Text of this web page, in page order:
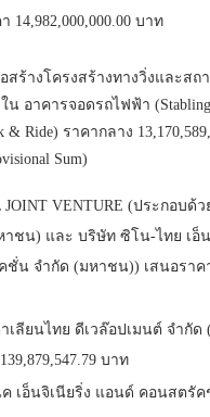
14,982,000,000.00 บาท
ร้างโครงสร้างทางวิ่งและสถ
น อาคารจอดรถไฟฟ้า
& Ride) ราคากลาง
Sum)
JOINT VENTURE (ประกอบด้
าชน) และ บริษัท ซิโน-ไทย เอ็
น จำกัด (มหาชน)) เสนอราคา
เลียนไทย ดีเวล๊อปเมนต์ จํากั
บาท
เอ็นจิเนียริ่ง แอนด์ คอนสตรั